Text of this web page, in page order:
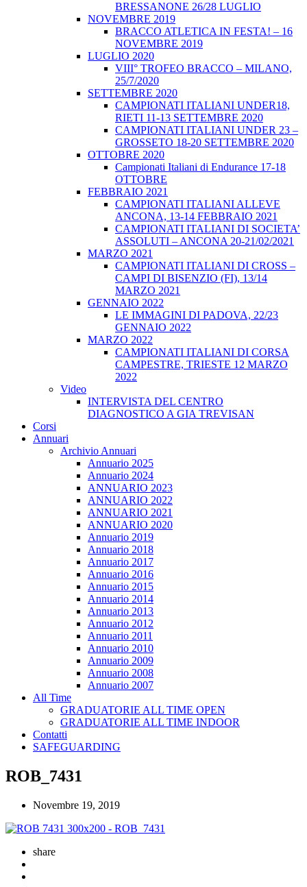
BRESSANONE 26/28 LUGLIO
NOVEMBRE 2019
BRACCO ATLETICA IN FESTA! – 16
NOVEMBRE 2019
LUGLIO 2020
VIII° TROFEO BRACCO – MILANO,
25/7/2020
SETTEMBRE 2020
CAMPIONATI ITALIANI UNDER18,
RIETI 11-13 SETTEMBRE 2020
CAMPIONATI ITALIANI UNDER 23 –
GROSSETO 18-20 SETTEMBRE 2020
OTTOBRE 2020
Campionati Italiani di Endurance 17-18
OTTOBRE
FEBBRAIO 2021
CAMPIONATI ITALIANI ALLEVE
ANCONA, 13-14 FEBBRAIO 2021
CAMPIONATI ITALIANI DI SOCIETA’
ASSOLUTI – ANCONA 20-21/02/2021
MARZO 2021
CAMPIONATI ITALIANI DI CROSS –
CAMPI DI BISENZIO (FI), 13/14
MARZO 2021
GENNAIO 2022
LE IMMAGINI DI PADOVA, 22/23
GENNAIO 2022
MARZO 2022
CAMPIONATI ITALIANI DI CORSA
CAMPESTRE, TRIESTE 12 MARZO
2022
Video
INTERVISTA DEL CENTRO
DIAGNOSTICO A GIA TREVISAN
Corsi
Annuari
Archivio Annuari
Annuario 2025
Annuario 2024
ANNUARIO 2023
ANNUARIO 2022
ANNUARIO 2021
ANNUARIO 2020
Annuario 2019
Annuario 2018
Annuario 2017
Annuario 2016
Annuario 2015
Annuario 2014
Annuario 2013
Annuario 2012
Annuario 2011
Annuario 2010
Annuario 2009
Annuario 2008
Annuario 2007
All Time
GRADUATORIE ALL TIME OPEN
GRADUATORIE ALL TIME INDOOR
Contatti
SAFEGUARDING
ROB_7431
Novembre 19, 2019
share